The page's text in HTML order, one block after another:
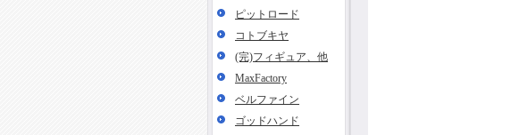
ピットロード
コトブキヤ
(完)フィギュア、他
MaxFactory
ベルファイン
ゴッドハンド